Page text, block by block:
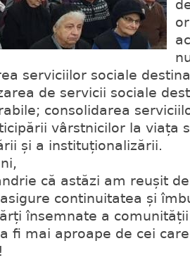
serviciilor sociale
de servicii sociale
consolidarea
vârstnicilor la viața
și a instituționalizării.
că astăzi am reușit
continuitatea și
însemnate a
fi mai aproape de cei